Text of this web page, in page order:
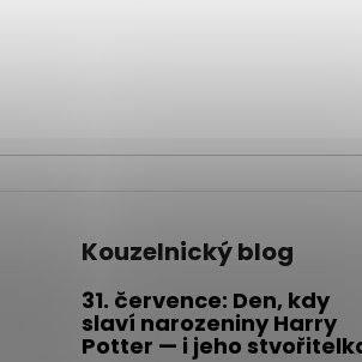
Kouzelnický blog
31. července: Den, kdy
slaví narozeniny Harry
Potter — i jeho